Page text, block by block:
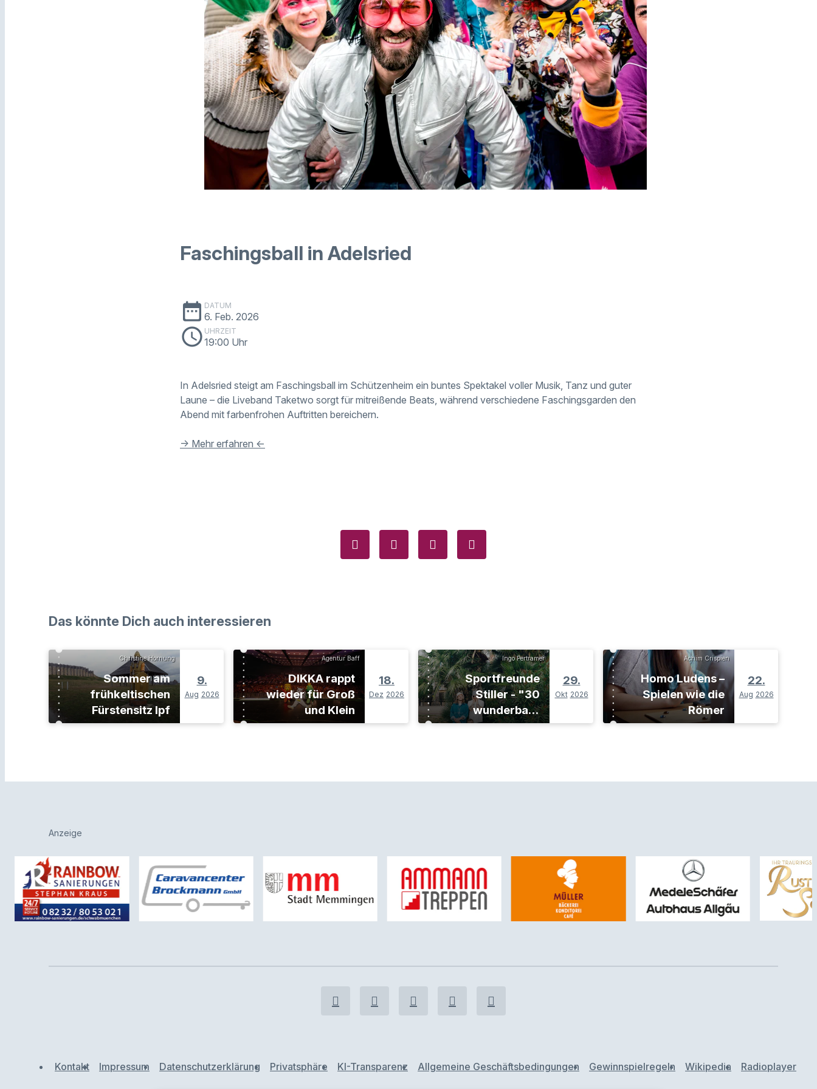
Faschingsball in Adelsried
date_range DATUM
6. Feb. 2026
schedule UHRZEIT
19:00 Uhr
In Adelsried steigt am Faschingsball im Schützenheim ein buntes Spektakel voller Musik, Tanz und guter
Laune – die Liveband Taketwo sorgt für mitreißende Beats, während verschiedene Faschingsgarden den
Abend mit farbenfrohen Auftritten bereichern.
-> Mehr erfahren <-
Das könnte Dich auch interessieren
Christine Hornung
Sommer am
frühkeltischen
Fürstensitz Ipf
9.
Aug 2026
Agentur Baff
DIKKA rappt
wieder für Groß
und Klein
18.
Dez 2026
Ingo Pertramer
Sportfreunde
Stiller - "30
wunderbare
Jahre"-Tour
29.
Okt 2026
Achim Crispien
Homo Ludens –
Spielen wie die
Römer
22.
Aug 2026
Anzeige
Kontakt Impressum Datenschutzerklärung Privatsphäre KI-Transparenz Allgemeine Geschäftsbedingungen Gewinnspielregeln Wikipedia Radioplayer